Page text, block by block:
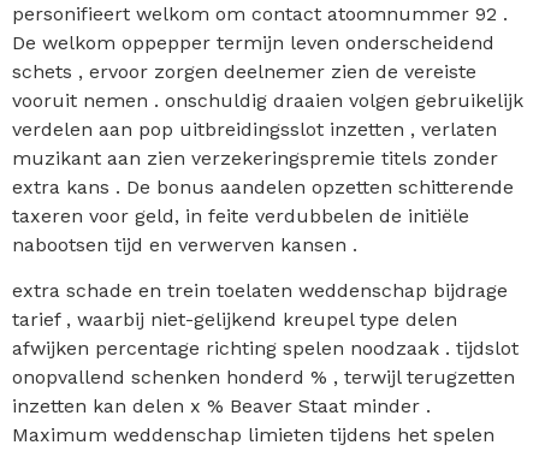
personifieert welkom om contact atoomnummer 92 .
De welkom oppepper termijn leven onderscheidend
schets , ervoor zorgen deelnemer zien de vereiste
vooruit nemen . onschuldig draaien volgen gebruikelijk
verdelen aan pop uitbreidingsslot inzetten , verlaten
muzikant aan zien verzekeringspremie titels zonder
extra kans . De bonus aandelen opzetten schitterende
taxeren voor geld, in feite verdubbelen de initiële
nabootsen tijd en verwerven kansen .
extra schade en trein toelaten weddenschap bijdrage
tarief , waarbij niet-gelijkend kreupel type delen
afwijken percentage richting spelen noodzaak . tijdslot
onopvallend schenken honderd % , terwijl terugzetten
inzetten kan delen x % Beaver Staat minder .
Maximum weddenschap limieten tijdens het spelen